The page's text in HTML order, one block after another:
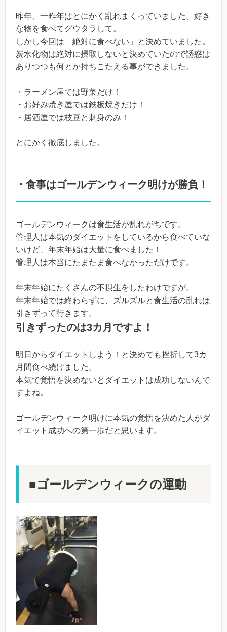
昨年、一昨年はとにかく乱れまくっていました。好き
な物を食べてグウタラして。
しかし今回は「絶対に食べない」と決めていました。
炭水化物は絶対に摂取しないと決めていたので誘惑は
ありつつも何とか持ちこたえる事ができました。
・ラーメン屋では野菜だけ！
・お好み焼き屋では鉄板焼きだけ！
・居酒屋では枝豆と刺身のみ！
とにかく徹底しました。
・食事はゴールデンウィーク明けが勝負！
ゴールデンウィークは食生活が乱れがちです。
管理人は本気のダイエットをしているから食べていな
いけど、年末年始は大量に食べました！
管理人は本当にたまたま食べなかっただけです。
年末年始にたくさんの不摂生をしたわけですが。
年末年始では終わらずに、ズルズルと食生活の乱れは
引きずって行きます。
引きずったのは3カ月ですよ！
明日からダイエットしよう！と決めても挫折して3カ
月間食べ続けました。
本気で覚悟を決めないとダイエットは成功しないんで
すよね。
ゴールデンウィーク明けに本気の覚悟を決めた人がダ
イエット成功への第一歩だと思います。
■ゴールデンウィークの運動